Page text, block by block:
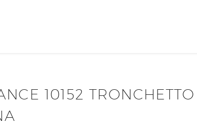
10152 TRONCHETTO